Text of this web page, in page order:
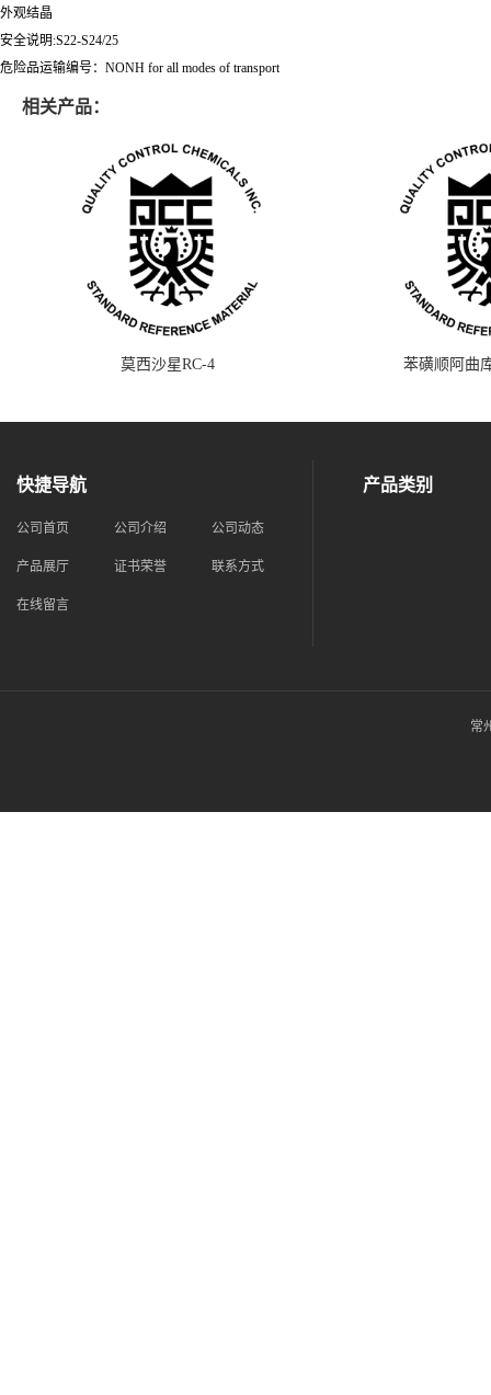
外观结晶
安全说明:S22-S24/25
危险品运输编号：NONH for all modes of transport
相关产品：
莫西沙星RC-4 苯磺顺阿曲
快捷导航
公司首页 公司介绍 公司动态
产品展厅 证书荣誉 联系方式
在线留言
产品类别
常